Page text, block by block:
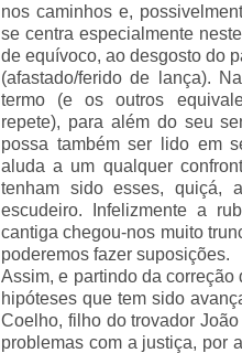
nos caminhos e,
se centra especialmente
de equívoco, ao desgosto do
(afastado/ferido de lança).
termo (e os outros
repete), para além do seu
possa também ser lido em
aluda a um qualquer
tenham sido esses, quiçá,
escudeiro. Infelizmente a
cantiga chegou-nos muito
poderemos fazer suposições.
Assim, e partindo da
hipóteses que tem sido
Coelho, filho do trovador
problemas com a justiça, por